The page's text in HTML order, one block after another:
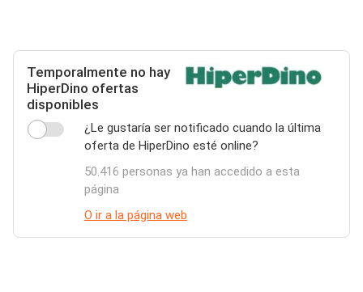
Temporalmente no hay
HiperDino ofertas
disponibles
¿Le gustaría ser notificado cuando la última
oferta de HiperDino esté online?
50.416 personas ya han accedido a esta
página
O ir a la página web